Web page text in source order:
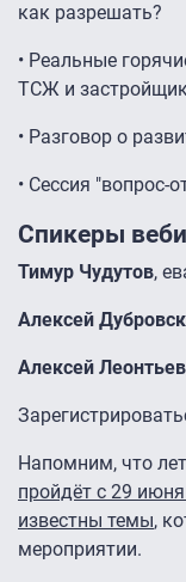
как разрешать?
• Реальные
ТСЖ и
• Разговор о
• Сессия "вопрос-
Спикеры
Тимур Чудутов,
Алексей
Алексей Леонтьев
Напомним, что
пройдёт с 29
известны темы,
мероприятии.